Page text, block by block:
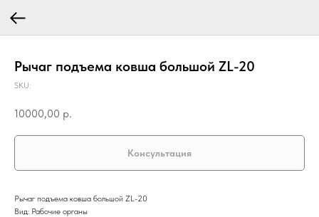
Рычаг подъема ковша большой ZL-20
SKU:
10000,00 р.
Консультация
Рычаг подъема ковша большой ZL-20
Вид: Рабочие органы